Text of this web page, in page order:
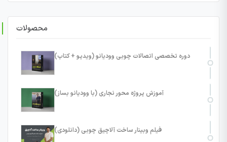
محصولات
دوره تخصصی اتصالات چوبی وودیانو (ویدیو + کتاب)
آموزش پروژه محور نجاری (با وودیانو بساز)
فیلم وبینار ساخت آلاچیق چوبی (دانلودی)